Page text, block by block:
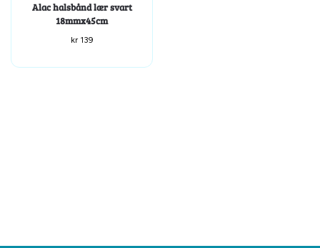
Alac halsbånd lær svart
18mmx45cm
kr139